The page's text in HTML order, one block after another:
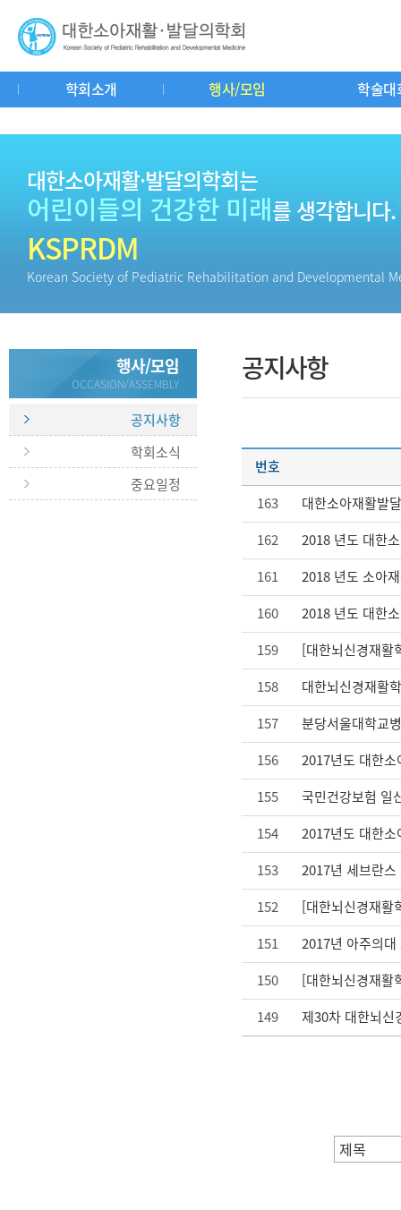
학회소개 행사/모임 학술대
대한소아재활·발달의학회는
어린이들의 건강한 미래를 생각합니다.
KSPRDM
Korean Society of Pediatric Rehabilitation and Developmental
행사/모임
OCCASION/ASSEMBLY
공지사항
학회소식
중요일정
공지사항
번호
163
대한소아재활발
162
2018 년도 대한
161
2018 년도 소아
160
2018 년도 대한
159
158
대한뇌신경재활
157
156
2017년도 대한
155
국민건강보험 일
154
2017년도 대한
153
2017년 세브란
152
[대한뇌신경재활
151
2017년 아주의
150
[대한뇌신경재활
149
제30차 대한뇌신